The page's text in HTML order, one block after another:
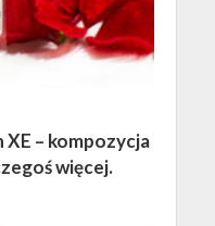
XE – kompozycja
więcej.